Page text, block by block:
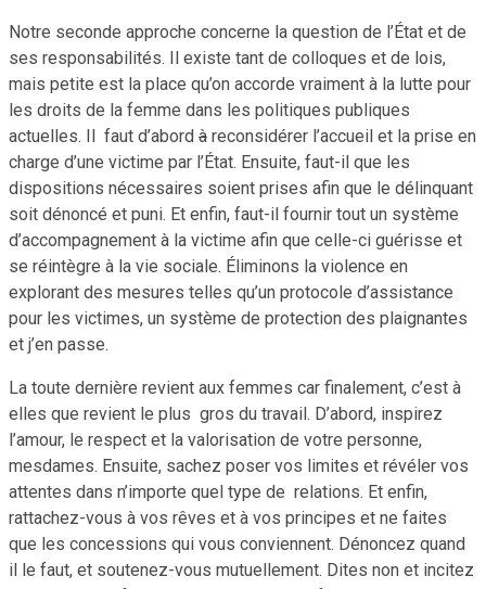
Notre seconde approche concerne la question de l’État et de
ses responsabilités. Il existe tant de colloques et de lois,
mais petite est la place qu’on accorde vraiment à la lutte pour
les droits de la femme dans les politiques publiques
actuelles. Il faut d’abord à reconsidérer l’accueil et la prise en
charge d’une victime par l’État. Ensuite, faut-il que les
dispositions nécessaires soient prises afin que le délinquant
soit dénoncé et puni. Et enfin, faut-il fournir tout un système
d’accompagnement à la victime afin que celle-ci guérisse et
se réintègre à la vie sociale. Éliminons la violence en
explorant des mesures telles qu’un protocole d’assistance
pour les victimes, un système de protection des plaignantes
et j’en passe.
La toute dernière revient aux femmes car finalement, c’est à
elles que revient le plus gros du travail. D’abord, inspirez
l’amour, le respect et la valorisation de votre personne,
mesdames. Ensuite, sachez poser vos limites et révéler vos
attentes dans n’importe quel type de relations. Et enfin,
rattachez-vous à vos rêves et à vos principes et ne faites
que les concessions qui vous conviennent. Dénoncez quand
il le faut, et soutenez-vous mutuellement. Dites non et incitez